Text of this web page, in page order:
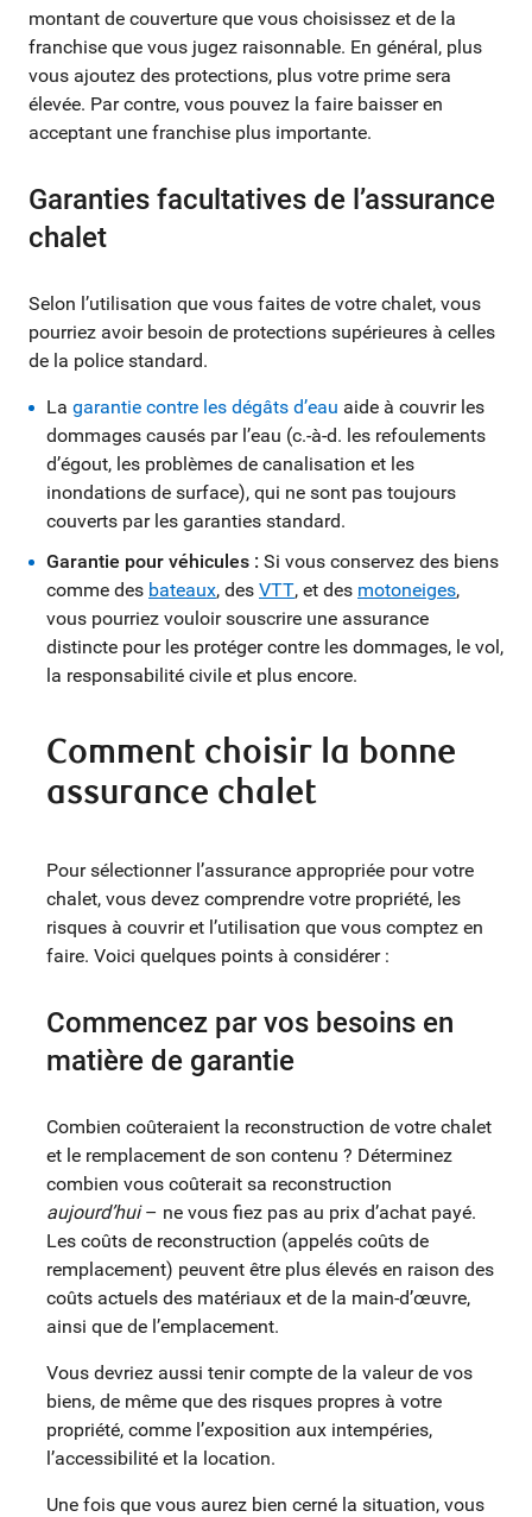
montant de couverture que vous choisissez et de la
franchise que vous jugez raisonnable. En général, plus
vous ajoutez des protections, plus votre prime sera
élevée. Par contre, vous pouvez la faire baisser en
acceptant une franchise plus importante.
Garanties facultatives de l’assurance
chalet
Selon l’utilisation que vous faites de votre chalet, vous
pourriez avoir besoin de protections supérieures à celles
de la police standard.
La garantie contre les dégâts d’eau aide à couvrir les
dommages causés par l’eau (c.-à-d. les refoulements
d’égout, les problèmes de canalisation et les
inondations de surface), qui ne sont pas toujours
couverts par les garanties standard.
Garantie pour véhicules : Si vous conservez des biens
comme des bateaux, des VTT, et des motoneiges,
vous pourriez vouloir souscrire une assurance
distincte pour les protéger contre les dommages, le vol,
la responsabilité civile et plus encore.
Comment choisir la bonne
assurance chalet
Pour sélectionner l’assurance appropriée pour votre
chalet, vous devez comprendre votre propriété, les
risques à couvrir et l’utilisation que vous comptez en
faire. Voici quelques points à considérer :
Commencez par vos besoins en
matière de garantie
Combien coûteraient la reconstruction de votre chalet
et le remplacement de son contenu ? Déterminez
combien vous coûterait sa reconstruction
aujourd’hui– ne vous fiez pas au prix d’achat payé.
Les coûts de reconstruction (appelés coûts de
remplacement) peuvent être plus élevés en raison des
coûts actuels des matériaux et de la main-d’œuvre,
ainsi que de l’emplacement.
Vous devriez aussi tenir compte de la valeur de vos
biens, de même que des risques propres à votre
propriété, comme l’exposition aux intempéries,
l’accessibilité et la location.
Une fois que vous aurez bien cerné la situation, vous